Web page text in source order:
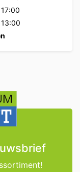
17:00
13:00